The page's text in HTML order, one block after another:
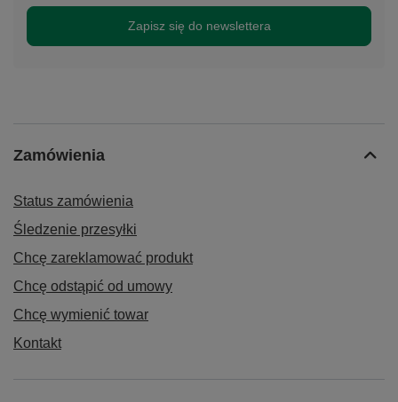
Zapisz się do newslettera
Zamówienia
Status zamówienia
Śledzenie przesyłki
Chcę zareklamować produkt
Chcę odstąpić od umowy
Chcę wymienić towar
Kontakt